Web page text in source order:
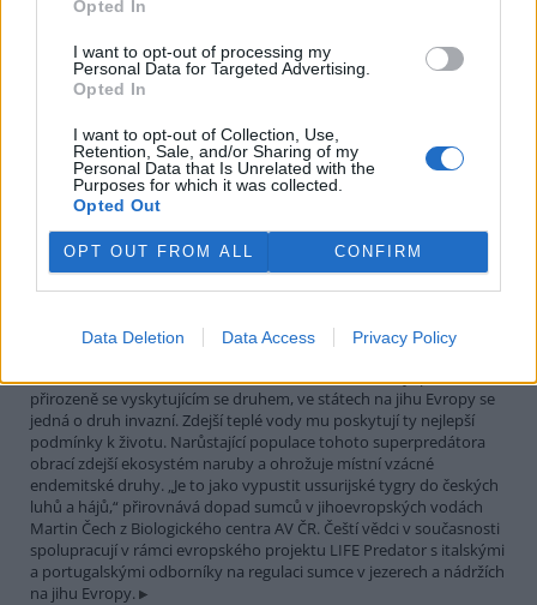
Opted In
I want to opt-out of processing my
Personal Data for Targeted Advertising.
Opted In
I want to opt-out of Collection, Use,
Retention, Sale, and/or Sharing of my
Personal Data that Is Unrelated with the
Purposes for which it was collected.
Opted Out
OPT OUT FROM ALL CONFIRM
Data Deletion Data Access Privacy Policy
Moravě. Mluví o významu pastvy, invazních druzích, složitých
diplomatických jednáních s vlastníky i o tom, proč je důležité
vydržet – i když výsledky nejsou vidět hned. A také o tom, co ho k
přírodě přivedlo, proč má slabost pro Kamenný vrch a jakou roli v
Sumec velký na jihu Evropy? Tamní ekosystémy nejsou
na takového superpredátora připraveny, říká Martin
22.9.2025 | PRAHA (Ekolist.cz)
Diskuse: 26
Sumec velký (Silurus glanis) je
rybou Evropy. Vrcholový
v našich vodách je původním
přirozeně se vyskytujícím se druhem, ve státech na jihu Evropy se
jedná o druh invazní. Zdejší teplé vody mu poskytují ty nejlepší
podmínky k životu. Narůstající populace tohoto superpredátora
obrací zdejší ekosystém naruby a ohrožuje místní vzácné
endemitské druhy. „Je to jako vypustit ussurijské tygry do českých
luhů a hájů,“ přirovnává dopad sumců v jihoevropských vodách
Martin Čech z Biologického centra AV ČR. Čeští vědci v současnosti
spolupracují v rámci evropského projektu LIFE Predator s italskými
a portugalskými odborníky na regulaci sumce v jezerech a nádržích
na jihu Evropy.